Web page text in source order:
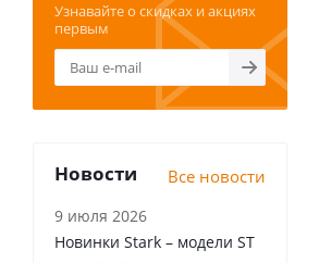
Узнавайте о скидках и акциях
первым
Новости Все новости
9 июля 2026
Новинки Stark – модели ST